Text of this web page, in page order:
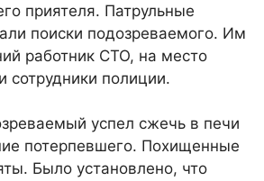
приятеля. Патрульные
поиски подозреваемого. Им
работник СТО, на место
сотрудники полиции.
успел сжечь в печи
потерпевшего. Похищенные
Было установлено, что